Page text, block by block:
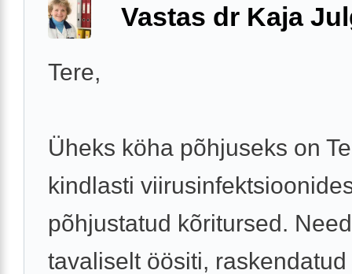
Vastas dr Kaja
Tere,
Üheks köha põhjuseks on
kindlasti
põhjustatud kõritursed.
tavaliselt öösiti, raskendatud